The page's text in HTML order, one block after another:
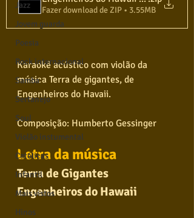
Jazz
Jovem guarda
Poesia
Rock internacional
Samba
Sertanejo
Soul
Violão instumental
Católicas
Infantil
Mais vistos
Hinos
Fazer download de ZIP • 3.55MB
Karaokê acústico com violão da
música Terra de gigantes, de
Engenheiros do Havaii.
Composição: Humberto Gessinger
Letra da música
Terra de Gigantes
Engenheiros do Hawaii